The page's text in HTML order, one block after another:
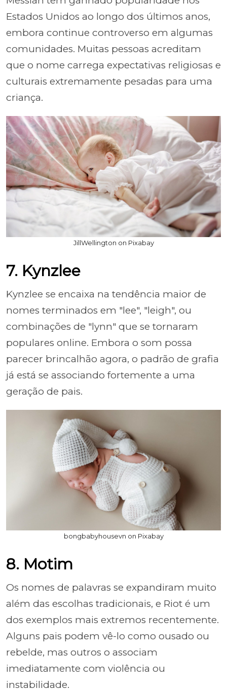
Estados Unidos ao longo dos últimos anos,
embora continue controverso em algumas
comunidades. Muitas pessoas acreditam
que o nome carrega expectativas religiosas e
culturais extremamente pesadas para uma
criança.
JillWellington on Pixabay
7. Kynzlee
Kynzlee se encaixa na tendência maior de
nomes terminados em "lee", "leigh", ou
combinações de "lynn" que se tornaram
populares online. Embora o som possa
parecer brincalhão agora, o padrão de grafia
já está se associando fortemente a uma
geração de pais.
bongbabyhousevn on Pixabay
8. Motim
Os nomes de palavras se expandiram muito
além das escolhas tradicionais, e Riot é um
dos exemplos mais extremos recentemente.
Alguns pais podem vê-lo como ousado ou
rebelde, mas outros o associam
imediatamente com violência ou
instabilidade.